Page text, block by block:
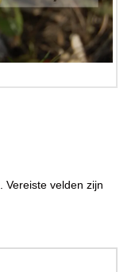
Vereiste velden zijn